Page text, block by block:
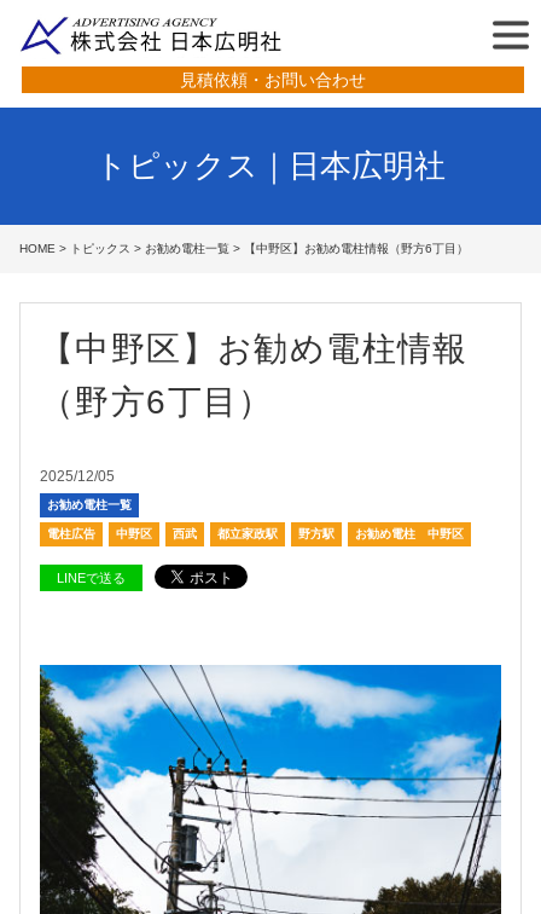
見積依頼・お問い合わせ
トピックス｜日本広明社
HOME > トピックス > お勧め電柱一覧 > 【中野区】お勧め電柱情報（野方6丁目）
【中野区】お勧め電柱情報
（野方6丁目）
2025/12/05
お勧め電柱一覧
電柱広告 中野区 西武 都立家政駅 野方駅 お勧め電柱 中野区
LINEで送る